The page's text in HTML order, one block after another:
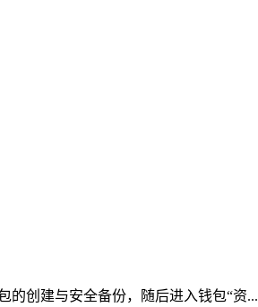
的创建与安全备份，随后进入钱包“资...